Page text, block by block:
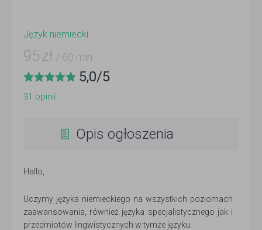
Język niemiecki
95 zł / 60 min
5,0/5
31 opinii
Opis ogłoszenia
Hallo,
Uczymy języka niemieckiego na wszystkich poziomach
zaawansowania, również języka specjalistycznego jak i
przedmiotów lingwistycznych w tymże języku.